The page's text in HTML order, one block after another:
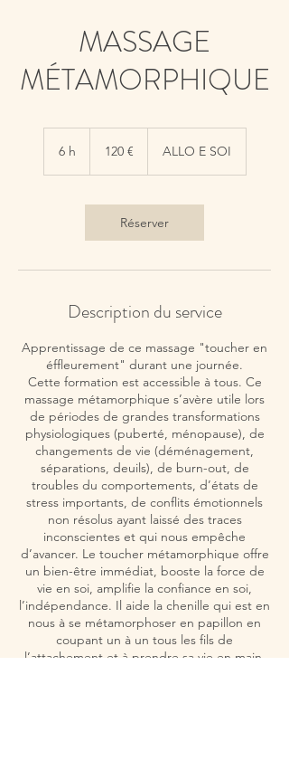
MASSAGE
MÉTAMORPHIQUE
6 h 120 € ALLO E SOI
Réserver
Description du service
Apprentissage de ce massage "toucher en
éffleurement" durant une journée.
Cette formation est accessible à tous. Ce
massage métamorphique s’avère utile lors
de périodes de grandes transformations
physiologiques (puberté, ménopause), de
changements de vie (déménagement,
séparations, deuils), de burn-out, de
troubles du comportements, d’états de
stress importants, de conflits émotionnels
non résolus ayant laissé des traces
inconscientes et qui nous empêche
d’avancer. Le toucher métamorphique offre
un bien-être immédiat, booste la force de
vie en soi, amplifie la confiance en soi,
l’indépendance. Il aide la chenille qui est en
nous à se métamorphoser en papillon en
coupant un à un tous les fils de
l’attachement et à prendre sa vie en main,